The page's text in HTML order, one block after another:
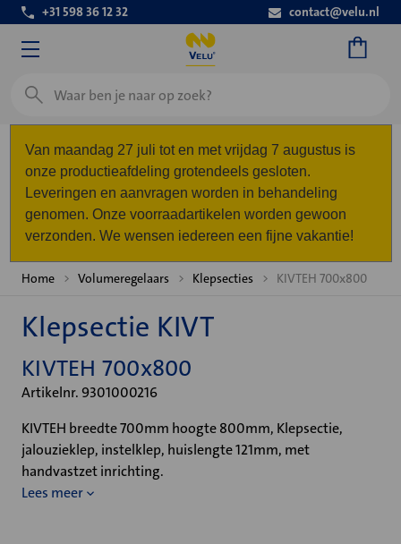
+31 598 36 12 32 contact@velu.nl
Zoeken
Van maandag 27 juli tot en met vrijdag 7 augustus is
onze productieafdeling grotendeels gesloten.
Leveringen en aanvragen worden in behandeling
genomen. Onze voorraadartikelen worden gewoon
verzonden. We wensen iedereen een fijne vakantie!
Home Volumeregelaars Klepsecties KIVTEH 700x800
Klepsectie KIVT
KIVTEH 700x800
Artikelnr. 9301000216
KIVTEH breedte 700mm hoogte 800mm, Klepsectie,
jalouzieklep, instelklep, huislengte 121mm, met
handvastzet inrichting.
Lees meer